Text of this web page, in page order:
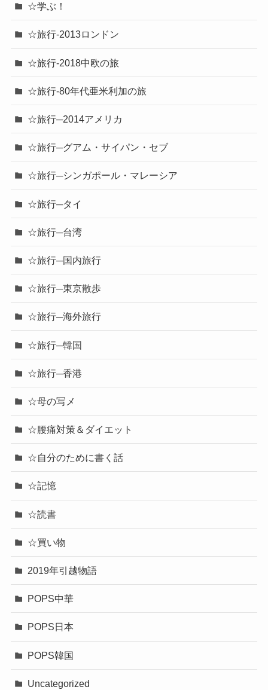
☆学ぶ！
☆旅行-2013ロンドン
☆旅行-2018中欧の旅
☆旅行-80年代亜米利加の旅
☆旅行─2014アメリカ
☆旅行─グアム・サイパン・セブ
☆旅行─シンガポール・マレーシア
☆旅行─タイ
☆旅行─台湾
☆旅行─国内旅行
☆旅行─東京散歩
☆旅行─海外旅行
☆旅行─韓国
☆旅行─香港
☆母の写メ
☆腰痛対策＆ダイエット
☆自分のために書く話
☆記憶
☆読書
☆買い物
2019年引越物語
POPS中華
POPS日本
POPS韓国
Uncategorized